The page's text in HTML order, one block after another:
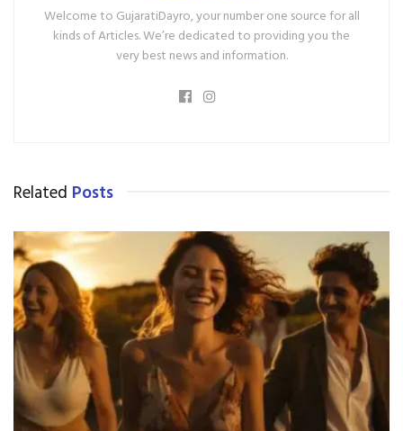
Welcome to GujaratiDayro, your number one source for all
kinds of Articles. We’re dedicated to providing you the
very best news and information.
Related Posts